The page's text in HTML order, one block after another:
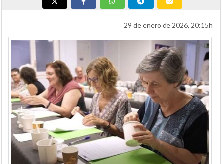
29 de enero de 2026, 20:15h